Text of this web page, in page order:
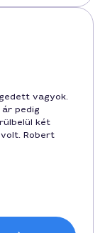
vagyok.
pedig
két
Robert